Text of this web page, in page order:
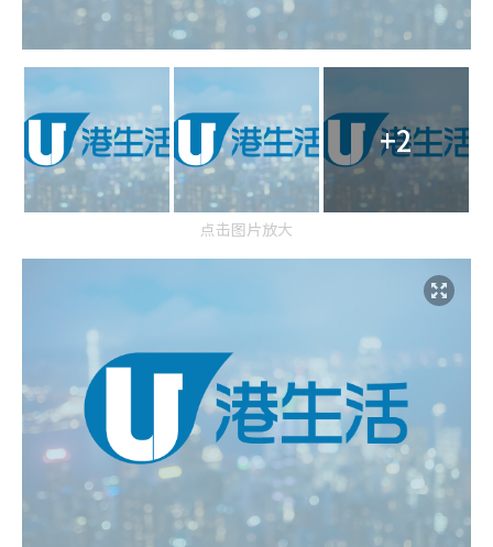
+2
点击图片放大